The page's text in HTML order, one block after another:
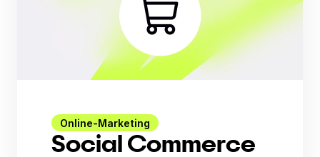
Online-Marketing
Social Commerce